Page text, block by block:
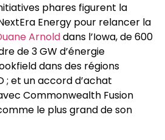
phares figurent la
Energy pour relancer la
Arnolddans l’Iowa, de 600
de 3 GW d’énergie
dans des régions
; et un accord d’achat
Commonwealth Fusion
le plus grand de son